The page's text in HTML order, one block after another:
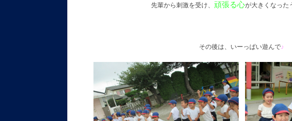
先輩から刺激を受け、 頑張る心が大きくなった
その後は、いーっぱい遊んで♪